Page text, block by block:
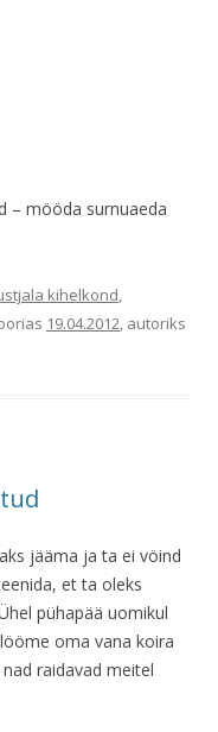
– mööda surnuaeda
kihelkond,
19.04.2012, autoriks
jääma ja ta ei vöind
et ta oleks
pühapää uomikul
oma vana koira
raidavad meitel